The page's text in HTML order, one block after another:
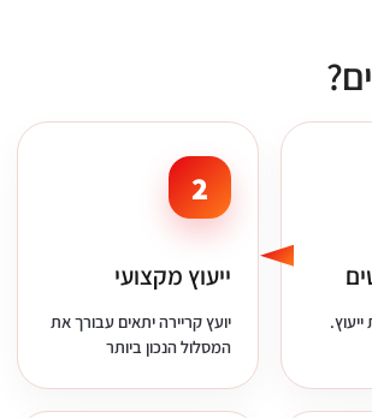
2
ייעוץ מקצועי
יועץ קריירה יתאים עבורך את
המסלול הנכון ביותר